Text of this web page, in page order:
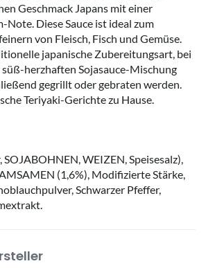
Geschmack Japans mit einer
Note. Diese Sauce ist ideal zum
von Fleisch, Fisch und Gemüse.
japanische Zubereitungsart, bei
herzhaften Sojasauce-Mischung
gegrillt oder gebraten werden.
Teriyaki-Gerichte zu Hause.
SOJABOHNEN, WEIZEN, Speisesalz),
(1,6%), Modifizierte Stärke,
Schwarzer Pfeffer,